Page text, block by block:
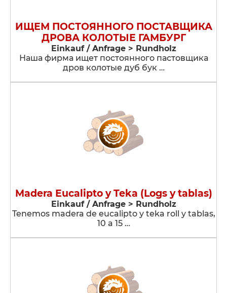
ИЩЕМ ПОСТОЯННОГО ПОСТАВЩИКА
ДРОВА КОЛОТЫЕ ГАМБУРГ
Einkauf / Anfrage > Rundholz
Наша фирма ищет постоянного пастовщика
дров колотые дуб бук …
Madera Eucalipto y Teka (Logs y tablas)
Einkauf / Anfrage > Rundholz
Tenemos madera de eucalipto y teka roll y tablas,
10 a 15 …